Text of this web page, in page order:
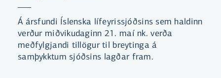
Á ársfundi Íslenska lífeyrissjóðsins sem haldinn
verður miðvikudaginn 21. maí nk. verða
meðfylgjandi tillögur til breytinga á
samþykktum sjóðsins lagðar fram.